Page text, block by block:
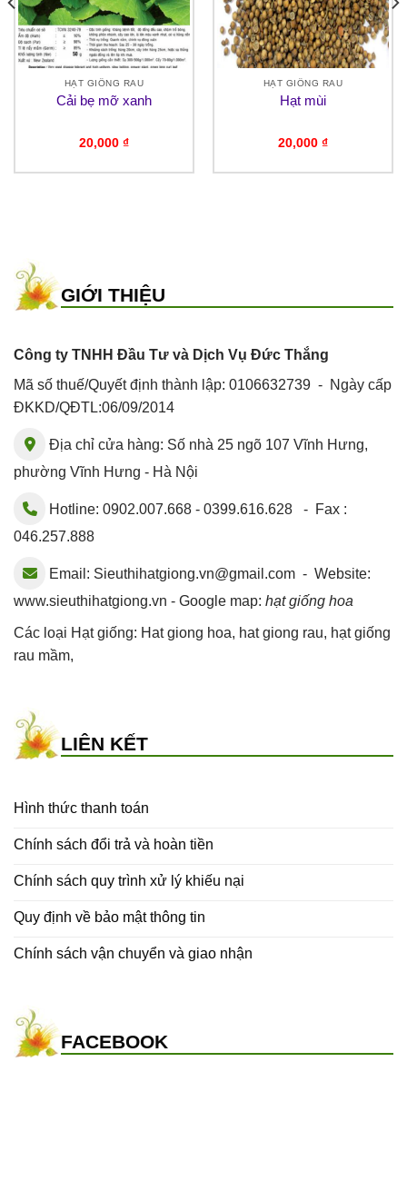
HẠT GIỐNG RAU
Cải bẹ mỡ xanh
20,000 ₫
HẠT GIỐNG RAU
Hạt mùi
20,000 ₫
GIỚI THIỆU
Công ty TNHH Đầu Tư và Dịch Vụ Đức Thắng
Mã số thuế/Quyết định thành lập: 0106632739 - Ngày cấp
ĐKKD/QĐTL:06/09/2014
Địa chỉ cửa hàng: Số nhà 25 ngõ 107 Vĩnh Hưng,
phường Vĩnh Hưng - Hà Nội
Hotline: 0902.007.668 - 0399.616.628 - Fax :
046.257.888
Email: Sieuthihatgiong.vn@gmail.com - Website:
www.sieuthihatgiong.vn - Google map: hạt giống hoa
Các loại Hạt giống: Hat giong hoa, hat giong rau, hạt giống
rau mầm,
LIÊN KẾT
Hình thức thanh toán
Chính sách đổi trả và hoàn tiền
Chính sách quy trình xử lý khiếu nại
Quy định về bảo mật thông tin
Chính sách vận chuyển và giao nhận
FACEBOOK